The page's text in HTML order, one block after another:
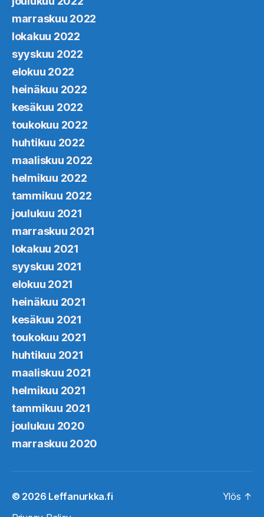
marraskuu 2022
lokakuu 2022
syyskuu 2022
elokuu 2022
heinäkuu 2022
kesäkuu 2022
toukokuu 2022
huhtikuu 2022
maaliskuu 2022
helmikuu 2022
tammikuu 2022
joulukuu 2021
marraskuu 2021
lokakuu 2021
syyskuu 2021
elokuu 2021
heinäkuu 2021
kesäkuu 2021
toukokuu 2021
huhtikuu 2021
maaliskuu 2021
helmikuu 2021
tammikuu 2021
joulukuu 2020
marraskuu 2020
© 2026 Leffanurkka.fi
Ylös ↑